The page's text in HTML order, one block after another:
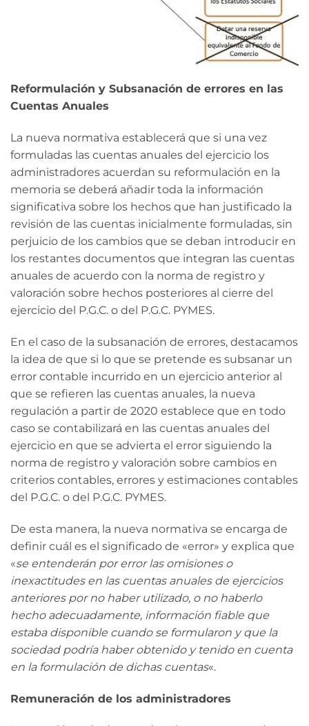
Reformulación y Subsanación de errores en las
Cuentas Anuales
La nueva normativa establecerá que si una vez
formuladas las cuentas anuales del ejercicio los
administradores acuerdan su reformulación en la
memoria se deberá añadir toda la información
significativa sobre los hechos que han justificado la
revisión de las cuentas inicialmente formuladas, sin
perjuicio de los cambios que se deban introducir en
los restantes documentos que integran las cuentas
anuales de acuerdo con la norma de registro y
valoración sobre hechos posteriores al cierre del
ejercicio del P.G.C. o del P.G.C. PYMES.
En el caso de la subsanación de errores, destacamos
la idea de que si lo que se pretende es subsanar un
error contable incurrido en un ejercicio anterior al
que se refieren las cuentas anuales, la nueva
regulación a partir de 2020 establece que en todo
caso se contabilizará en las cuentas anuales del
ejercicio en que se advierta el error siguiendo la
norma de registro y valoración sobre cambios en
criterios contables, errores y estimaciones contables
del P.G.C. o del P.G.C. PYMES.
De esta manera, la nueva normativa se encarga de
definir cuál es el significado de «error» y explica que
«se entenderán por error las omisiones o
inexactitudes en las cuentas anuales de ejercicios
anteriores por no haber utilizado, o no haberlo
hecho adecuadamente, información fiable que
estaba disponible cuando se formularon y que la
sociedad podría haber obtenido y tenido en cuenta
en la formulación de dichas cuentas«.
Remuneración de los administradores